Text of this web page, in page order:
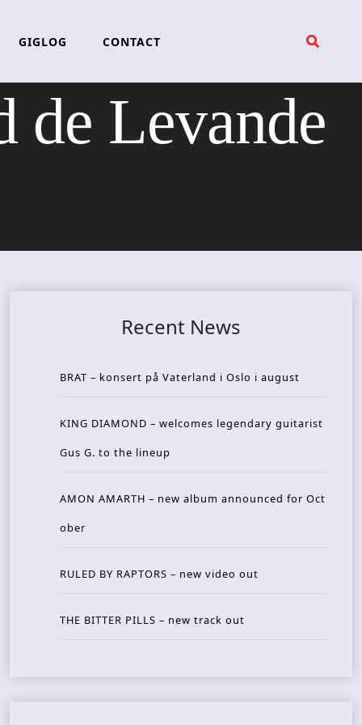
GIGLOG CONTACT
Levande
Recent News
BRAT – konsert på Vaterland i Oslo i august
KING DIAMOND – welcomes legendary guitarist
Gus G. to the lineup
AMON AMARTH – new album announced for Oct
ober
RULED BY RAPTORS – new video out
THE BITTER PILLS – new track out